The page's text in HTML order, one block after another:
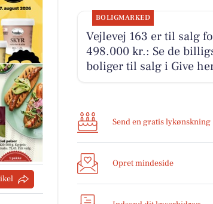
BOLIGMARKED
Vejlevej 163 er til salg
498.000 kr.: Se de
boliger til salg i Give
Send en gratis lykønskning
Opret mindeside